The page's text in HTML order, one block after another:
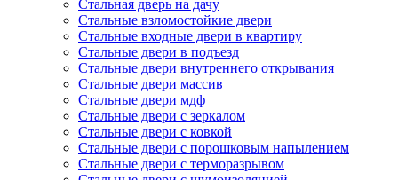
Стальная дверь на дачу
Стальные взломостойкие двери
Стальные входные двери в квартиру
Стальные двери в подъезд
Стальные двери внутреннего открывания
Стальные двери массив
Стальные двери мдф
Стальные двери с зеркалом
Стальные двери с ковкой
Стальные двери с порошковым напылением
Стальные двери с терморазрывом